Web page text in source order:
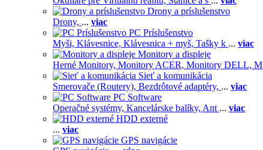
Drony a príslušenstvo
Drony, ... viac
PC Príslušenstvo
Myši, Klávesnice, Klávesnica + myš, Tašky k ... viac
Monitory a displeje
Herné Monitory, Monitory ACER, Monitory DELL, M
Sieť a komunikácia
Smerovače (Routery), Bezdrôtové adaptéry, ... viac
PC Software
Operačné systémy, Kancelárske balíky, Ant ... viac
HDD externé
... viac
GPS navigácie